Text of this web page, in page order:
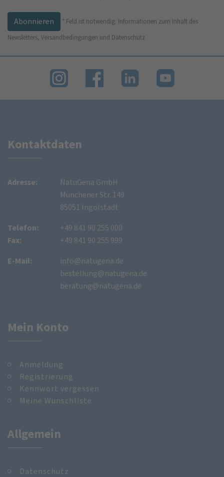
* Feld ist notwendig. Informationen zum Inhalt des
Newsletters, Versandbedingungen und Datenschutz
Kontaktdaten
Adresse:
NatuGena GmbH
Münchener Str. 149
85051 Ingolstadt
Telefon:
Fax:
+49 841 90 255 000
+49 841 90 255 999
E-Mail:
info@natugena.de
bestellung@natugena.de
beratung@natugena.de
Mein Konto
Anmeldung
Registrierung
Kennwort vergessen
Meine Wunschliste
Allgemein
Datenschutz